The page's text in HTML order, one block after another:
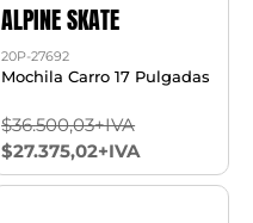
ALPINE SKATE
20P-27692
Mochila Carro 17 Pulgadas
$36.500,03+IVA
$27.375,02+IVA